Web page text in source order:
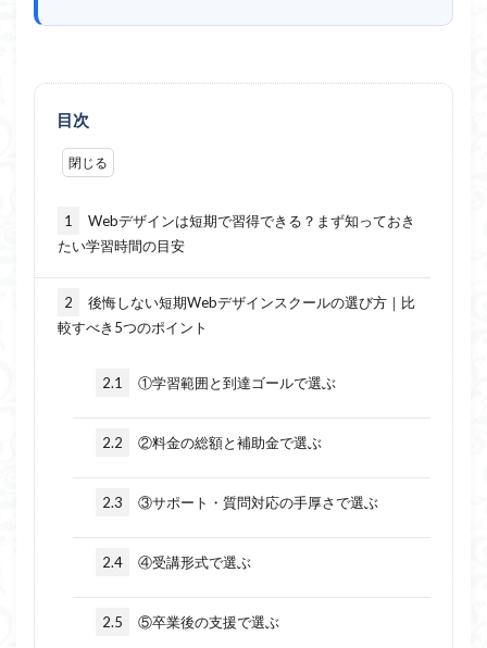
目次
1
Webデザインは短期で習得できる？まず知っておき
たい学習時間の目安
2
後悔しない短期Webデザインスクールの選び方｜比
較すべき5つのポイント
2.1 ①学習範囲と到達ゴールで選ぶ
2.2 ②料金の総額と補助金で選ぶ
2.3 ③サポート・質問対応の手厚さで選ぶ
2.4 ④受講形式で選ぶ
2.5 ⑤卒業後の支援で選ぶ